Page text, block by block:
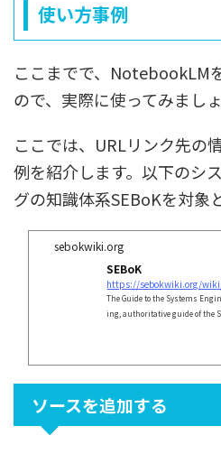
使い方事例
ここまでで、NotebookLM
ので、実際に使ってみましょ
ここでは、 URLリンク先の
例を紹介します。以下のシ
グの知識体系SEBoKを対象
sebokwiki.org
SEBoK
The Guide to the Systems
ing, authoritative guide of the
ソースを追加する